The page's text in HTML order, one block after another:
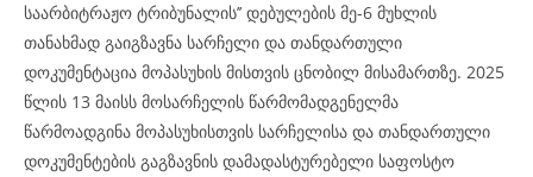
საარბიტრაჟო ტრიბუნალის’’ დებულების მე-6 მუხლის
თანახმად გაიგზავნა სარჩელი და თანდართული
დოკუმენტაცია მოპასუხის მისთვის ცნობილ მისამართზე. 2025
წლის 13 მაისს მოსარჩელის წარმომადგენელმა
წარმოადგინა მოპასუხისთვის სარჩელისა და თანდართული
დოკუმენტების გაგზავნის დამადასტურებელი საფოსტო